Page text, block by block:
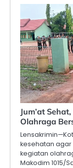
Jum’at
Olahraga
kesehatan agar
kegiatan
Makodim 1015/